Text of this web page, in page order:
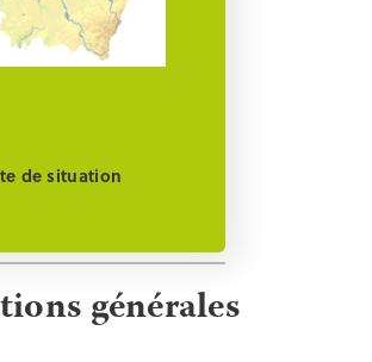
de situation
générales